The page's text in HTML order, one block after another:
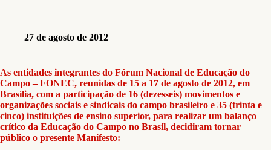
27 de agosto de 2012
As entidades integrantes do Fórum Nacional de Educação do
Campo – FONEC, reunidas de 15 a 17 de agosto de 2012, em
Brasília, com a participação de 16 (dezesseis) movimentos e
organizações sociais e sindicais do campo brasileiro e 35 (trinta e
cinco) instituições de ensino superior, para realizar um balanço
crítico da Educação do Campo no Brasil, decidiram tornar
público o presente Manifesto: